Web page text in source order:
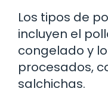
Los tipos de
incluyen el
congelado y
procesados,
salchichas.